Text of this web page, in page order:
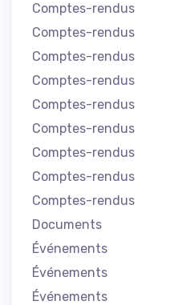
Comptes-rendus
Comptes-rendus
Comptes-rendus
Comptes-rendus
Comptes-rendus
Comptes-rendus
Comptes-rendus
Comptes-rendus
Comptes-rendus
Documents
Événements
Événements
Événements